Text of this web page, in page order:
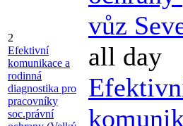
2
Efektivní
komunikace a
rodinná
diagnostika pro
pracovníky
soc.právní
vůz
all day